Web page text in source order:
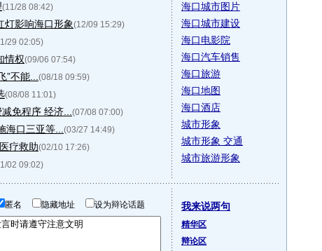
(11/28 08:42)
灯影响海口形象(12/09 15:29)
29 02:05)
情权(09/06 07:54)
”不能... (08/18 09:59)
(08/08 11:01)
免程序 经济... (07/08 07:00)
口三亚等... (03/27 14:49)
疗救助(02/10 17:26)
02 09:02)
海口城市图片
海口城市建设
海口电影院
海口汽车销售
海口旅游
海口地图
海口酒店
城市形象
城市形象 交通
城市旅游形象
匿名 隐藏地址 设为辩论话题 我来说两句
精华区
辩论区